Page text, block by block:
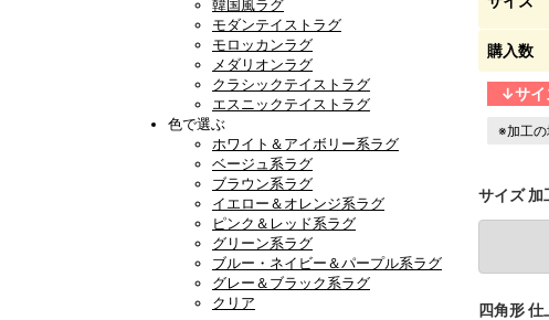
韓国風ラグ
モダンテイストラグ
モロッカンラグ
メダリオンラグ
クラシックテイストラグ
エスニックテイストラグ
色で選ぶ
ホワイト＆アイボリー系ラグ
ベージュ系ラグ
ブラウン系ラグ
イエロー＆オレンジ系ラグ
ピンク＆レッド系ラグ
グリーン系ラグ
ブルー・ネイビー＆パープル系ラグ
グレー＆ブラック系ラグ
クリア
購入数
↓サイ
※加工の
サイズ 加
四角形